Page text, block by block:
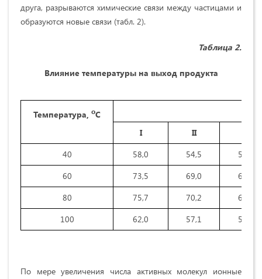
друга, разрываются химические связи между частицами и
образуются новые связи (табл. 2).
Таблица 2.
Влияние температуры на выход продукта
Температура, оС
I
II
40
58,0 54,5
52,0
60
73,5 69,0
67,5
80
75,7 70,2
68,8
100
62,0 57,1 53,3
По мере увеличения числа активных молекул ионные